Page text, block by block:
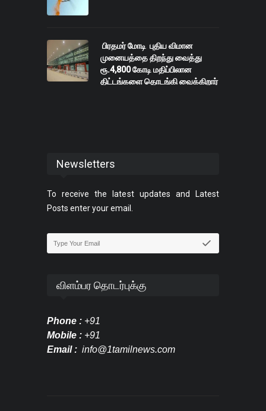
பிரதமர் மோடி புதிய விமான
முனையத்தை திறந்து வைத்து
ரூ.4,800 கோடி மதிப்பிலான
திட்டங்களை தொடங்கி வைக்கிறார்
Newsletters
To receive the latest updates and Latest
Posts enter your email.
விளம்பர தொடர்புக்கு
Phone : +91
Mobile : +91
Email : info@1tamilnews.com